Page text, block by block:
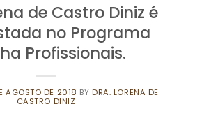
de Castro Diniz é
no Programa
Profissionais.
AGOSTO DE 2018 BYDRA. LORENA DE
CASTRO DINIZ